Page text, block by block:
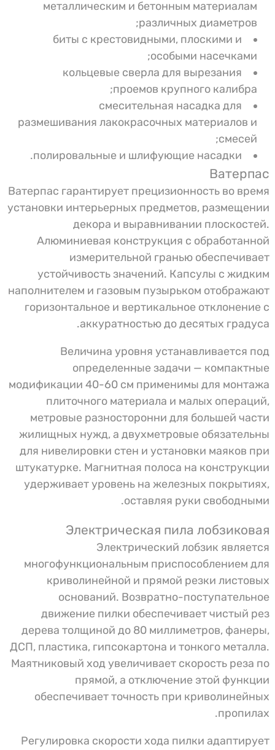
металлическим и бетонным материалам
различных диаметров;
биты с крестовидными, плоскими и
особыми насечками;
кольцевые сверла для вырезания
проемов крупного калибра;
смесительная насадка для
размешивания лакокрасочных материалов и
смесей;
полировальные и шлифующие насадки.
Ватерпас
Ватерпас гарантирует прецизионность во время
установки интерьерных предметов, размещении
декора и выравнивании плоскостей.
Алюминиевая конструкция с обработанной
измерительной гранью обеспечивает
устойчивость значений. Капсулы с жидким
наполнителем и газовым пузырьком отображают
горизонтальное и вертикальное отклонение с
аккуратностью до десятых градуса.
Величина уровня устанавливается под
определенные задачи — компактные
модификации 40-60 см применимы для монтажа
плиточного материала и малых операций,
метровые разносторонни для большей части
жилищных нужд, а двухметровые обязательны
для нивелировки стен и установки маяков при
штукатурке. Магнитная полоса на конструкции
удерживает уровень на железных покрытиях,
оставляя руки свободными.
Электрическая пила лобзиковая
Электрический лобзик является
многофункциональным приспособлением для
криволинейной и прямой резки листовых
оснований. Возвратно-поступательное
движение пилки обеспечивает чистый рез
дерева толщиной до 80 миллиметров, фанеры,
ДСП, пластика, гипсокартона и тонкого металла.
Маятниковый ход увеличивает скорость реза по
прямой, а отключение этой функции
обеспечивает точность при криволинейных
пропилах.
Регулировка скорости хода пилки адаптирует